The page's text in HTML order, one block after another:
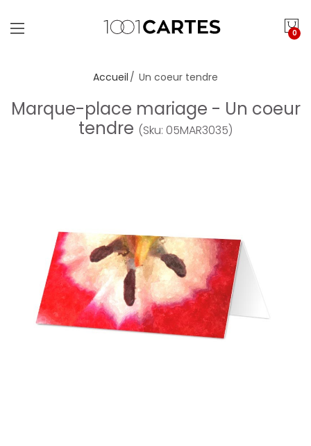
0
Accueil Un coeur tendre
Marque-place mariage - Un coeur
tendre (Sku: 05MAR3035)